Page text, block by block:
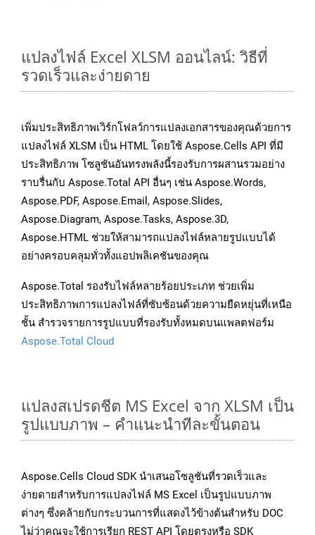
แปลงไฟล์ Excel XLSM ออนไลน์: วิธีที่
รวดเร็วและง่ายดาย
เพิ่มประสิทธิภาพเวิร์กโฟลว์การแปลงเอกสารของคุณด้วยการ
แปลงไฟล์ XLSM เป็น HTML โดยใช้ Aspose.Cells API ที่มี
ประสิทธิภาพ โซลูชันอันทรงพลังนี้รองรับการผสานรวมอย่าง
ราบรื่นกับ Aspose.Total API อื่นๆ เช่น Aspose.Words,
Aspose.PDF, Aspose.Email, Aspose.Slides,
Aspose.Diagram, Aspose.Tasks, Aspose.3D,
Aspose.HTML ช่วยให้สามารถแปลงไฟล์หลายรูปแบบได้
อย่างครอบคลุมทั่วทั้งแอปพลิเคชันของคุณ
Aspose.Total รองรับไฟล์หลายร้อยประเภท ช่วยเพิ่ม
ประสิทธิภาพการแปลงไฟล์ที่ซับซ้อนด้วยความยืดหยุ่นที่เหนือ
ชั้น สำรวจรายการรูปแบบที่รองรับทั้งหมดบนแพลตฟอร์ม
Aspose.Total Cloud
แปลงสเปรดชีต MS Excel จาก XLSM เป็น
รูปแบบภาพ – คำแนะนำทีละขั้นตอน
Aspose.Cells Cloud SDK นำเสนอโซลูชันที่รวดเร็วและ
ง่ายดายสำหรับการแปลงไฟล์ MS Excel เป็นรูปแบบภาพ
ต่างๆ ซึ่งคล้ายกับกระบวนการที่แสดงไว้ข้างต้นสำหรับ DOC
ไม่ว่าคุณจะใช้การเรียก REST API โดยตรงหรือ SDK